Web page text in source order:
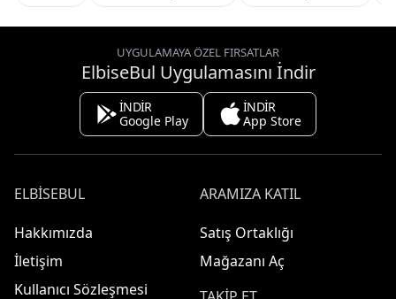
UYGULAMAYA ÖZEL FIRSATLAR
ElbiseBul Uygulamasını İndir
İNDİR
Google Play
İNDİR
App Store
ELBISEBUL
Hakkımızda
İletişim
Kullanıcı Sözleşmesi
ARAMIZA KATIL
Satış Ortaklığı
Mağazanı Aç